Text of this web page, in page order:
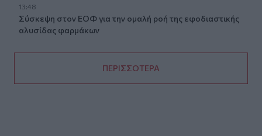
13:48
Σύσκεψη στον ΕΟΦ για την ομαλή ροή της εφοδιαστικής
αλυσίδας φαρμάκων
ΠΕΡΙΣΣΟΤΕΡΑ